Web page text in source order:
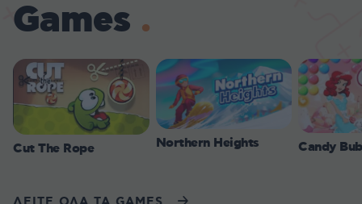
Games
Cut The Rope Northern Heights Candy